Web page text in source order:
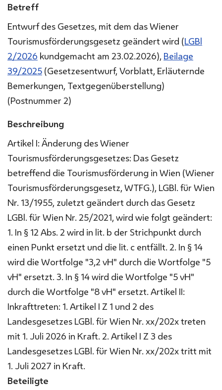
Betreff
Entwurf des Gesetzes, mit dem das Wiener
Tourismusförderungsgesetz geändert wird (LGBl
2/2026 kundgemacht am 23.02.2026), Beilage
39/2025 (Gesetzesentwurf, Vorblatt, Erläuternde
Bemerkungen, Textgegenüberstellung)
(Postnummer 2)
Beschreibung
Artikel I: Änderung des Wiener
Tourismusförderungsgesetzes: Das Gesetz
betreffend die Tourismusförderung in Wien (Wiener
Tourismusförderungsgesetz, WTFG.), LGBl. für Wien
Nr. 13/1955, zuletzt geändert durch das Gesetz
LGBl. für Wien Nr. 25/2021, wird wie folgt geändert:
1. In § 12 Abs. 2 wird in lit. b der Strichpunkt durch
einen Punkt ersetzt und die lit. c entfällt. 2. In § 14
wird die Wortfolge "3,2 vH" durch die Wortfolge "5
vH" ersetzt. 3. In § 14 wird die Wortfolge "5 vH"
durch die Wortfolge "8 vH" ersetzt. Artikel II:
Inkrafttreten: 1. Artikel I Z 1 und 2 des
Landesgesetzes LGBl. für Wien Nr. xx/202x treten
mit 1. Juli 2026 in Kraft. 2. Artikel I Z 3 des
Landesgesetzes LGBl. für Wien Nr. xx/202x tritt mit
1. Juli 2027 in Kraft.
Beteiligte